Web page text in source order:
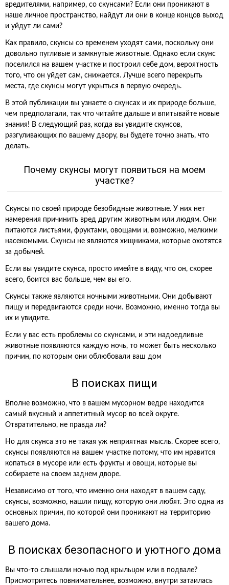
вредителями, например, со скунсами? Если они проникают в
наше личное пространство, найдут ли они в конце концов выход
и уйдут ли сами?
Как правило, скунсы со временем уходят сами, поскольку они
довольно пугливые и замкнутые животные. Однако если скунс
поселился на вашем участке и построил себе дом, вероятность
того, что он уйдет сам, снижается. Лучше всего перекрыть
места, где скунсы могут укрыться в первую очередь.
В этой публикации вы узнаете о скунсах и их природе больше,
чем предполагали, так что читайте дальше и впитывайте новые
знания! В следующий раз, когда вы увидите скунсов,
разгуливающих по вашему двору, вы будете точно знать, что
делать.
Почему скунсы могут появиться на моем
участке?
Скунсы по своей природе безобидные животные. У них нет
намерения причинить вред другим животным или людям. Они
питаются листьями, фруктами, овощами и, возможно, мелкими
насекомыми. Скунсы не являются хищниками, которые охотятся
за добычей.
Если вы увидите скунса, просто имейте в виду, что он, скорее
всего, боится вас больше, чем вы его.
Скунсы также являются ночными животными. Они добывают
пищу и передвигаются среди ночи. Возможно, именно тогда вы
их и увидите.
Если у вас есть проблемы со скунсами, и эти надоедливые
животные появляются каждую ночь, то может быть несколько
причин, по которым они облюбовали ваш дом
В поисках пищи
Вполне возможно, что в вашем мусорном ведре находится
самый вкусный и аппетитный мусор во всей округе.
Отвратительно, не правда ли?
Но для скунса это не такая уж неприятная мысль. Скорее всего,
скунсы появляются на вашем участке потому, что им нравится
копаться в мусоре или есть фрукты и овощи, которые вы
собираете на своем заднем дворе.
Независимо от того, что именно они находят в вашем саду,
скунсы, возможно, нашли пищу, которую они любят. Это одна из
основных причин, по которой они проникают на территорию
вашего дома.
В поисках безопасного и уютного дома
Вы что-то слышали ночью под крыльцом или в подвале?
Присмотритесь повнимательнее, возможно, внутри затаилась